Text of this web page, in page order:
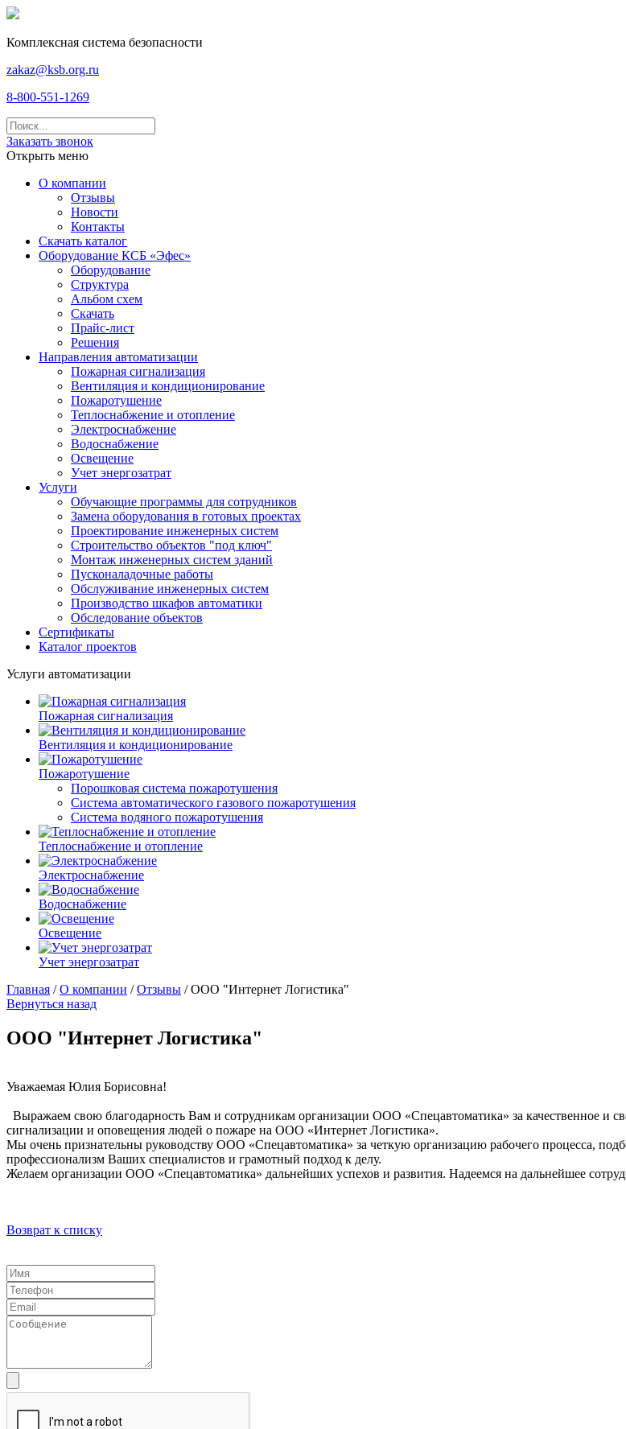
Комплексная система безопасности
zakaz@ksb.org.ru
8-800-551-1269
Заказать звонок
Открыть меню
О компании
Отзывы
Новости
Контакты
Скачать каталог
Оборудование КСБ «Эфес»
Оборудование
Структура
Альбом схем
Скачать
Прайс-лист
Решения
Направления автоматизации
Пожарная сигнализация
Вентиляция и кондиционирование
Пожаротушение
Теплоснабжение и отопление
Электроснабжение
Водоснабжение
Освещение
Учет энергозатрат
Услуги
Обучающие программы для сотрудников
Замена оборудования в готовых проектах
Проектирование инженерных систем
Строительство объектов "под ключ"
Монтаж инженерных систем зданий
Пусконаладочные работы
Обслуживание инженерных систем
Производство шкафов автоматики
Обследование объектов
Сертификаты
Каталог проектов
Услуги автоматизации
Пожарная сигнализация
Вентиляция и кондиционирование
Пожаротушение
Порошковая система пожаротушения
Система автоматического газового пожаротушения
Система водяного пожаротушения
Теплоснабжение и отопление
Электроснабжение
Водоснабжение
Освещение
Учет энергозатрат
Главная /О компании /Отзывы /ООО "Интернет Логистика"
Вернуться назад
ООО "Интернет Логистика"
Уважаемая Юлия Борисовна!
Выражаем свою благодарность Вам и сотрудникам организации ООО «Спецавтоматика» за качественное и
сигнализации и оповещения людей о пожаре на ООО «Интернет Логистика».
Мы очень признательны руководству ООО «Спецавтоматика» за четкую организацию рабочего процесса,
профессионализм Ваших специалистов и грамотный подход к делу.
Желаем организации ООО «Спецавтоматика» дальнейших успехов и развития. Надеемся на дальнейшее
Возврат к списку